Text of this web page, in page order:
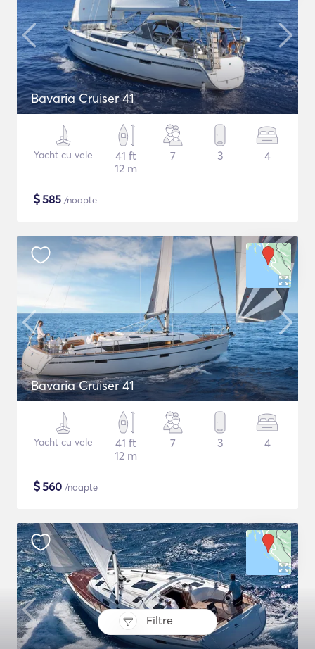
Filtre
Bavaria Cruiser 41
Yacht cu vele
41 ft
12 m
7 3 4
$585 /noapte
Bavaria Cruiser 41
Yacht cu vele
41 ft
12 m
7 3 4
$560 /noapte